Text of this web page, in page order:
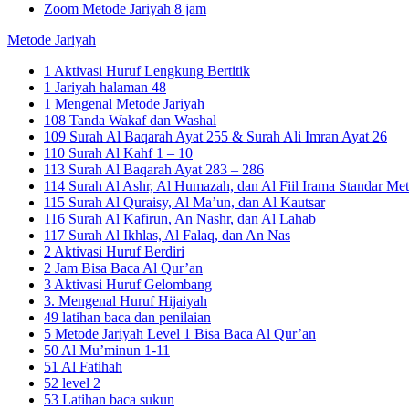
Zoom Metode Jariyah 8 jam
Metode Jariyah
1 Aktivasi Huruf Lengkung Bertitik
1 Jariyah halaman 48
1 Mengenal Metode Jariyah
108 Tanda Wakaf dan Washal
109 Surah Al Baqarah Ayat 255 & Surah Ali Imran Ayat 26
110 Surah Al Kahf 1 – 10
113 Surah Al Baqarah Ayat 283 – 286
114 Surah Al Ashr, Al Humazah, dan Al Fiil Irama Standar
115 Surah Al Quraisy, Al Ma’un, dan Al Kautsar
116 Surah Al Kafirun, An Nashr, dan Al Lahab
117 Surah Al Ikhlas, Al Falaq, dan An Nas
2 Aktivasi Huruf Berdiri
2 Jam Bisa Baca Al Qur’an
3 Aktivasi Huruf Gelombang
3. Mengenal Huruf Hijaiyah
49 latihan baca dan penilaian
5 Metode Jariyah Level 1 Bisa Baca Al Qur’an
50 Al Mu’minun 1-11
51 Al Fatihah
52 level 2
53 Latihan baca sukun